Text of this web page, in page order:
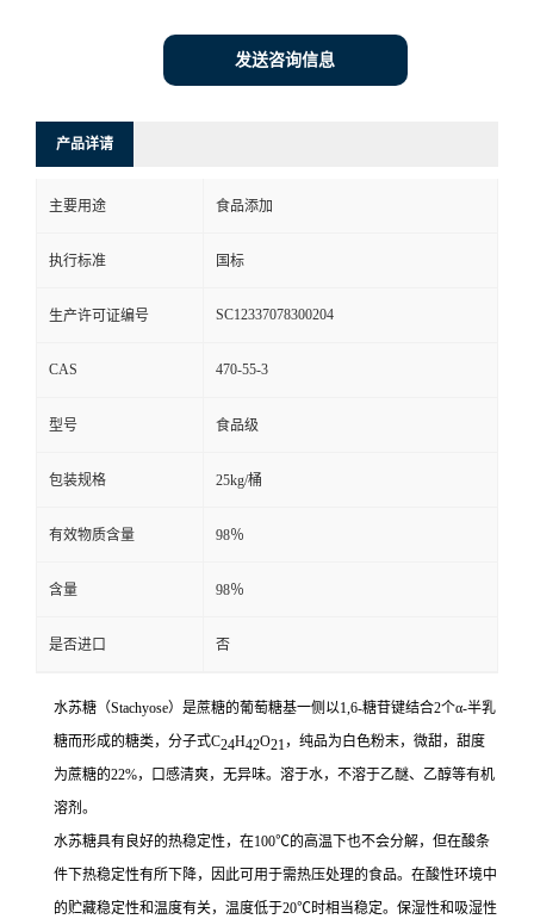
发送咨询信息
产品详请
主要用途 食品添加
执行标准 国标
生产许可证编号 SC12337078300204
CAS 470-55-3
型号 食品级
包装规格 25kg/桶
有效物质含量 98％
含量 98％
是否进口 否
水苏糖（Stachyose）是蔗糖的葡萄糖基一侧以1,6-糖苷键结合2个α-半乳
糖而形成的糖类，分子式C24H42O21，纯品为白色粉末，微甜，甜度
为蔗糖的22%，口感清爽，无异味。溶于水，不溶于乙醚、乙醇等有机
溶剂。
水苏糖具有良好的热稳定性，在100℃的高温下也不会分解，但在酸条
件下热稳定性有所下降，因此可用于需热压处理的食品。在酸性环境中
的贮藏稳定性和温度有关，温度低于20℃时相当稳定。保湿性和吸湿性